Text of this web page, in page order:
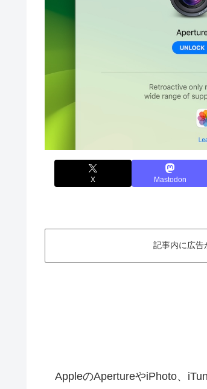
X Mastodon
記事内に広
AppleのApertureやiPhoto、